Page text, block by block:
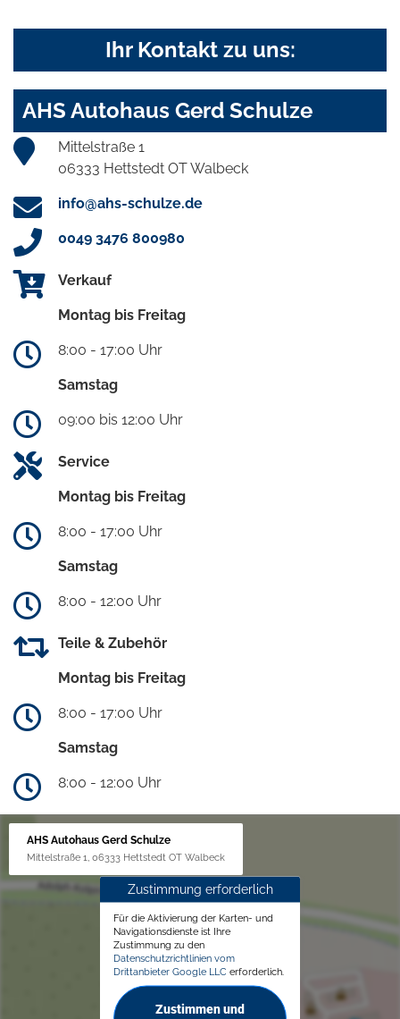
Ihr Kontakt zu uns:
AHS Autohaus Gerd Schulze
Mittelstraße 1
06333 Hettstedt OT Walbeck
info@ahs-schulze.de
0049 3476 800980
Verkauf
Montag bis Freitag
8:00 - 17:00 Uhr
Samstag
09:00 bis 12:00 Uhr
Service
Montag bis Freitag
8:00 - 17:00 Uhr
Samstag
8:00 - 12:00 Uhr
Teile & Zubehör
Montag bis Freitag
8:00 - 17:00 Uhr
Samstag
8:00 - 12:00 Uhr
AHS Autohaus Gerd Schulze
Mittelstraße 1, 06333 Hettstedt OT Walbeck
Zustimmung erforderlich
Für die Aktivierung der Karten- und
Navigationsdienste ist Ihre
Zustimmung zu den
Datenschutzrichtlinien vom
Drittanbieter Google LLC erforderlich.
Zustimmen und